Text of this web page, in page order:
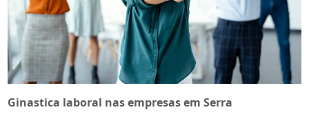
Ginastica laboral nas empresas em Serra